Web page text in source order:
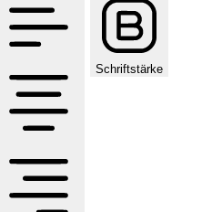
Schriftstärke